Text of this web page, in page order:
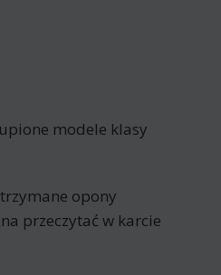
modele klasy
opony
przeczytać w karcie